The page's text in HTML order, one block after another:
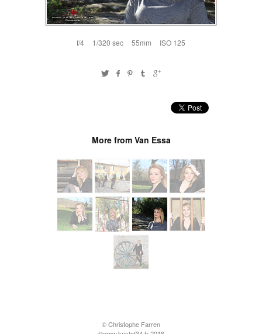
f/4 1/320 sec 55mm ISO 125
More from Van Essa
© Christophe Farren